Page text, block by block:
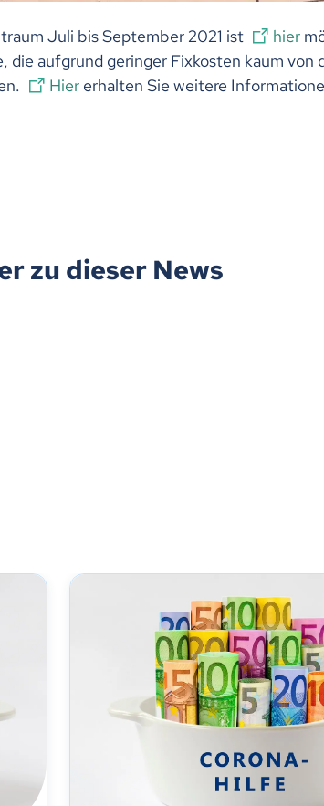
Juli bis September 2021 ist hier
aufgrund geringer Fixkosten kaum von
Hier erhalten Sie weitere
zu dieser News